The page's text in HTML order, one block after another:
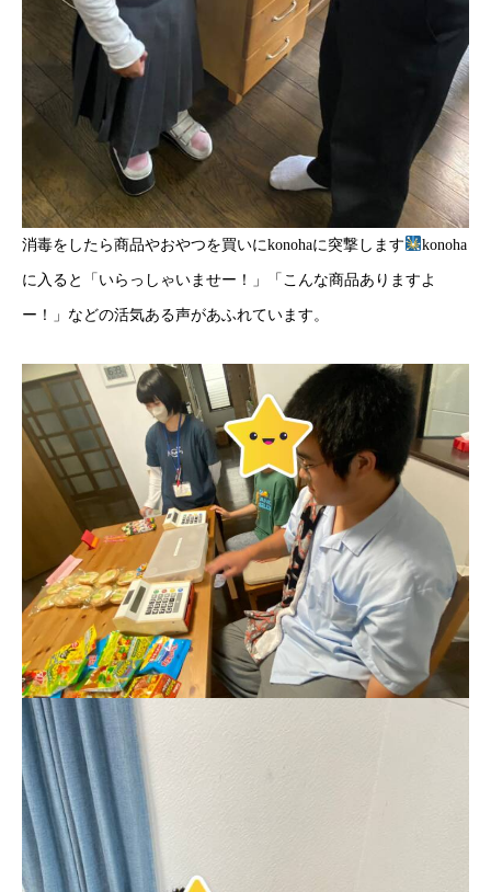
消毒をしたら商品やおやつを買いにkonohaに突撃します konoha
に入ると「いらっしゃいませー！」「こんな商品ありますよ
ー！」などの活気ある声があふれています。